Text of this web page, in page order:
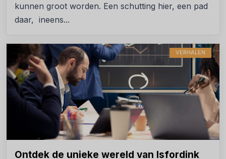
kunnen groot worden. Een schutting hier, een pad
daar, ineens...
VERHALEN
Ontdek de unieke wereld van Isfordink